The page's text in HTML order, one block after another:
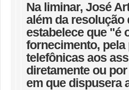
Na liminar, José
além da resolução
estabelece que "é
fornecimento,
telefônicas aos
diretamente ou
em que dispusera